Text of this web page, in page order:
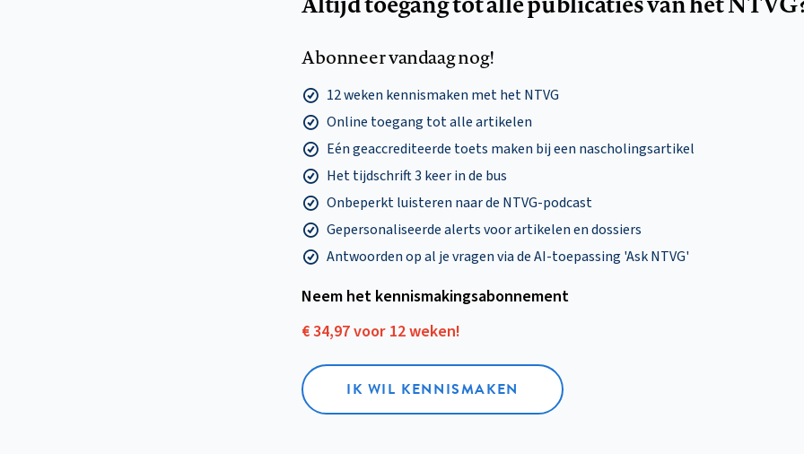
Abonneer vandaag nog!
12 weken kennismaken met het NTVG
Online toegang tot alle artikelen
Eén geaccrediteerde toets maken bij een nascholingsartikel
Het tijdschrift 3 keer in de bus
Onbeperkt luisteren naar de NTVG-podcast
Gepersonaliseerde alerts voor artikelen en dossiers
Antwoorden op al je vragen via de AI-toepassing 'Ask NTVG'
Neem het kennismakings­abonnement
€ 34,97 voor 12 weken!
IK WIL KENNISMAKEN